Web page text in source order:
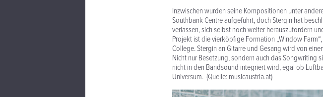
Inzwischen wurden seine Kompositionen unter
Southbank Centre aufgeführt, doch Stergin hat
verlassen, sich selbst noch weiter herauszufordern
Projekt ist die vierköpfige Formation „Window
College. Stergin an Gitarre und Gesang wird von
Nicht nur Besetzung, sondern auch das Songwriting
nicht in den Bandsound integriert wird, egal ob
Universum. (Quelle: musicaustria.at)